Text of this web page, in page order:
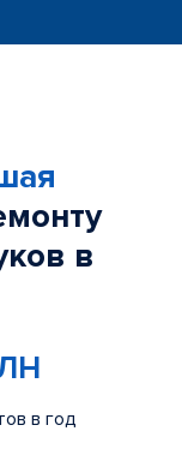
в
в год